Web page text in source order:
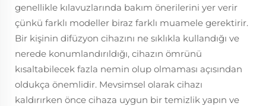
genellikle kılavuzlarında bakım önerilerini yer verir
çünkü farklı modeller biraz farklı muamele gerektirir.
Bir kişinin difüzyon cihazını ne sıklıkla kullandığı ve
nerede konumlandırıldığı, cihazın ömrünü
kısaltabilecek fazla nemin olup olmaması açısından
oldukça önemlidir. Mevsimsel olarak cihazı
kaldırırken önce cihaza uygun bir temizlik yapın ve